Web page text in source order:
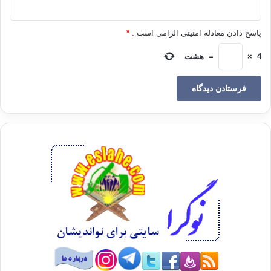
۶- تذکری که پیامبر (ص) به مردان و زنان می دهد؛ تلاش در راستای
سرمایه و ارزش برتر “دین” است؛ زیرا خزان پیری سرمایه ” جمال ”
را می‌زداید؛ و همچنین هر لحظه توفان و آتش در کمین ” سرمایه و
دارایی” است؛ و چه نسب ها که تاریخ آنها را در خود هضم نموده و
نامی از آنان ماندگار نیست ؛ تنها سرمایه ” دین” است نه پیری در
لا تَزَوَّجُوا النساءَ لِحُسنِهِنَّ ، فَعَسى حُسنُهُنَّ أن یُردِیَهُنّ ، و لا تَزَوَّجُوهنَّ
لِأموالِهِنَّ ، فَعَسى أموالُهُنَّ أن تُطغِیَهُنَّ ، و لکِنْ تَزَوَّجُوهُنَّ على الدِّینِ ”
پس به همین خاطر پیامبر(ص) فرموده است: با گزینش دین پیروزی
بدست آر: “فَاظْفَرْ بِذَاتِ الدِّینِ تَرِبَتْ یَدَاکَ “.
پاسخ دادن معادله امنیتی الزامی است . *
4
×
= هشت